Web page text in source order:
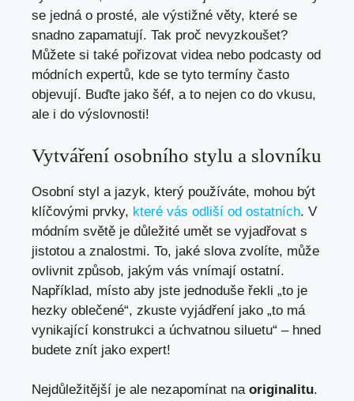
se jedná o prosté, ale výstižné věty, které se
snadno zapamatují. Tak proč nevyzkoušet?
Můžete si také pořizovat videa nebo podcasty od
módních expertů, kde se tyto termíny často
objevují. Buďte jako šéf, a to nejen co do vkusu,
ale i do výslovnosti!
Vytváření osobního stylu a slovníku
Osobní styl a jazyk, který používáte, mohou být
klíčovými prvky, které vás odliší od ostatních. V
módním světě je důležité umět se vyjadřovat s
jistotou a znalostmi. To, jaké slova zvolíte, může
ovlivnit způsob, jakým vás vnímají ostatní.
Například, místo aby jste jednoduše řekli „to je
hezky oblečené“, zkuste vyjádření jako „to má
vynikající konstrukci a úchvatnou siluetu“ – hned
budete znít jako expert!
Nejdůležitější je ale nezapomínat na originalitu.